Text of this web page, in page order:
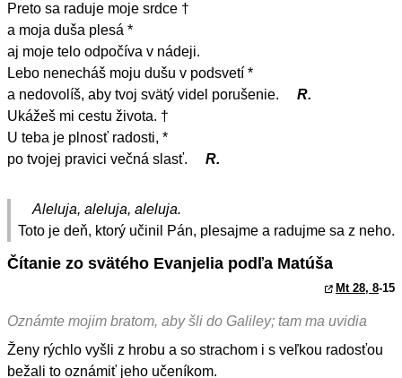
Preto sa raduje moje srdce †
a moja duša plesá *
aj moje telo odpočíva v nádeji.
Lebo nenecháš moju dušu v podsvetí *
a nedovolíš, aby tvoj svätý videl porušenie.
R.
Ukážeš mi cestu života. †
U teba je plnosť radosti, *
po tvojej pravici večná slasť.
R.
Aleluja, aleluja, aleluja.
Toto je deň, ktorý učinil Pán, plesajme a radujme sa z neho.
Čítanie zo svätého Evanjelia podľa Matúša
Mt 28, 8-15
Oznámte mojim bratom, aby šli do Galiley; tam ma uvidia
Ženy rýchlo vyšli z hrobu a so strachom i s veľkou radosťou
bežali to oznámiť jeho učeníkom.